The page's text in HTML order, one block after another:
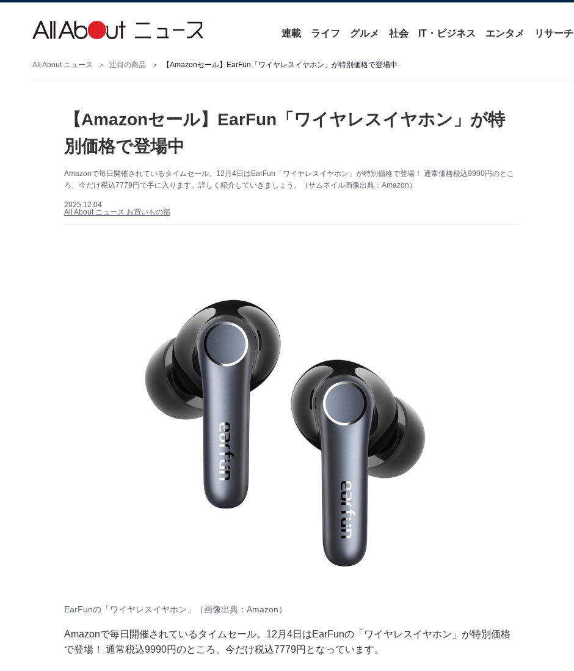
連載 ライフ グルメ 社会 IT・ビジネス エンタメ リサーチ
All About ニュース 注目の商品 【Amazonセール】EarFun「ワイヤレスイヤホン」が特別価格で登場中
【Amazonセール】EarFun「ワイヤレスイヤホン」が特
別価格で登場中
Amazonで毎日開催されているタイムセール。12月4日はEarFun「ワイヤレスイヤホン」が特別価格で登場！ 通常価格税込9990円のとこ
ろ、今だけ税込7779円で手に入ります。詳しく紹介していきましょう。（サムネイル画像出典：Amazon）
2025.12.04
All About ニュース お買いもの部
EarFunの「ワイヤレスイヤホン」（画像出典：Amazon）
Amazonで毎日開催されているタイムセール。12月4日はEarFunの「ワイヤレスイヤホン」が特別価格
で登場！ 通常税込9990円のところ、今だけ税込7779円となっています。